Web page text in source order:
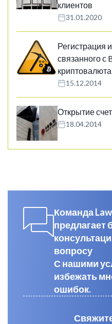
клиентов
31.01.2020
Регистрация
связанного с
15.12.2014
Открытие
18.04.2014
Команда
вопросу
С нашими
избежать
ошибок.